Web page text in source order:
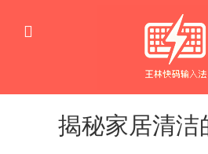
揭秘家居清洁